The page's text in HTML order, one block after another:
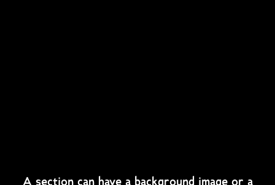
A section can have a background image or a